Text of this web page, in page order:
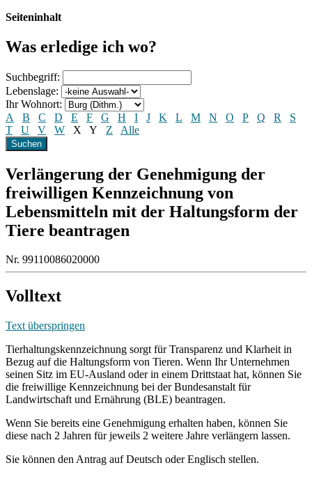
Seiteninhalt
Was erledige ich wo?
Suchbegriff:
Lebenslage:
Ihr Wohnort:
A
B C D E F G H I J K L M N O P Q R
S
T
U V W X Y Z Alle
Verlängerung der Genehmigung der
freiwilligen Kennzeichnung von
Lebensmitteln mit der Haltungsform der
Tiere beantragen
Nr. 99110086020000
Volltext
Text überspringen
Tierhaltungskennzeichnung sorgt für Transparenz und Klarheit in
Bezug auf die Haltungsform von Tieren. Wenn Ihr Unternehmen
seinen Sitz im EU-Ausland oder in einem Drittstaat hat, können Sie
die freiwillige Kennzeichnung bei der Bundesanstalt für
Landwirtschaft und Ernährung (BLE) beantragen.
Wenn Sie bereits eine Genehmigung erhalten haben, können Sie
diese nach 2 Jahren für jeweils 2 weitere Jahre verlängern lassen.
Sie können den Antrag auf Deutsch oder Englisch stellen.